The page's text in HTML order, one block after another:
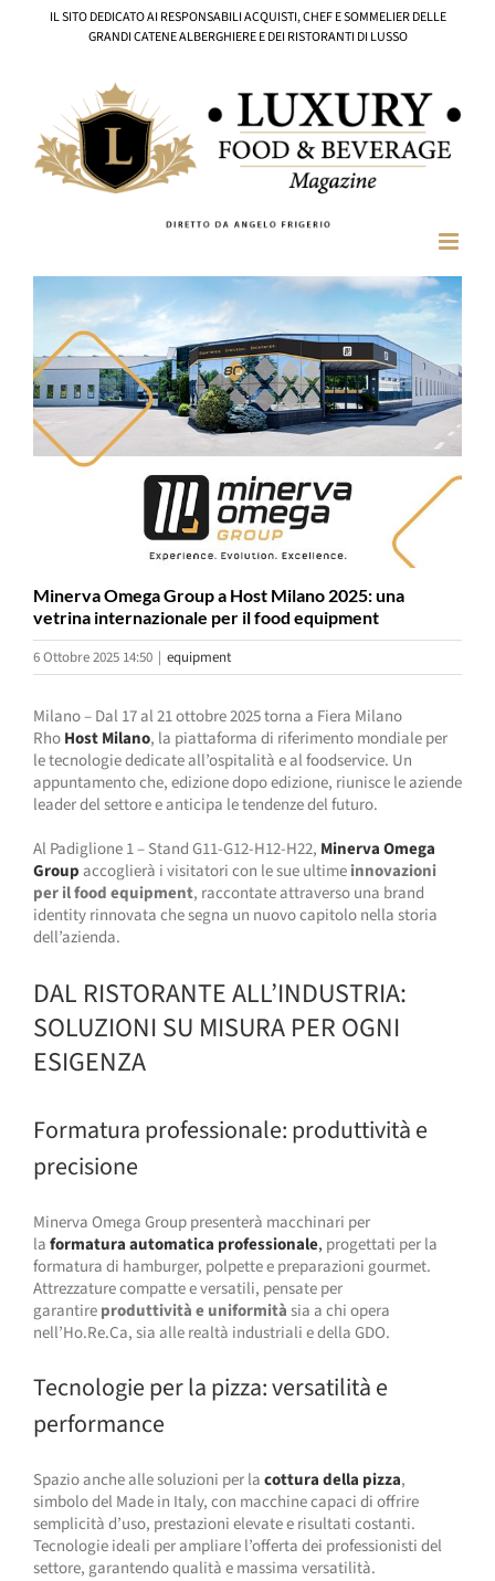
IL SITO DEDICATO AI RESPONSABILI ACQUISTI, CHEF E SOMMELIER DELLE
GRANDI CATENE ALBERGHIERE E DEI RISTORANTI DI LUSSO
immagine
Minerva Omega Group a Host Milano 2025: una
vetrina internazionale per il food equipment
6 Ottobre 2025 14:50 | equipment
Milano – Dal 17 al 21 ottobre 2025 torna a Fiera Milano
RhoHost Milano, la piattaforma di riferimento mondiale per
le tecnologie dedicate all’ospitalità e al foodservice. Un
appuntamento che, edizione dopo edizione, riunisce le aziende
leader del settore e anticipa le tendenze del futuro.
Al Padiglione 1 – Stand G11-G12-H12-H22, Minerva Omega
Groupaccoglierà i visitatori con le sue ultimeinnovazioni
per il food equipment, raccontate attraverso una brand
identity rinnovata che segna un nuovo capitolo nella storia
dell’azienda.
DAL RISTORANTE ALL’INDUSTRIA:
SOLUZIONI SU MISURA PER OGNI
ESIGENZA
Formatura professionale: produttività e
precisione
Minerva Omega Group presenterà macchinari per
laformatura automatica professionale, progettati per la
formatura di hamburger, polpette e preparazioni gourmet.
Attrezzature compatte e versatili, pensate per
garantireproduttività e uniformitàsia a chi opera
nell’Ho.Re.Ca, sia alle realtà industriali e della GDO.
Tecnologie per la pizza: versatilità e
performance
Spazio anche alle soluzioni per lacottura della pizza,
simbolo del Made in Italy, con macchine capaci di offrire
semplicità d’uso, prestazioni elevate e risultati costanti.
Tecnologie ideali per ampliare l’offerta dei professionisti del
settore, garantendo qualità e massima versatilità.